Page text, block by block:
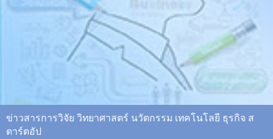
ข่าวสารการวิจัย วิทยาศาสตร์ นวัตกรรม เทคโนโลยี ธุรกิจ ส
ตาร์ตอัป